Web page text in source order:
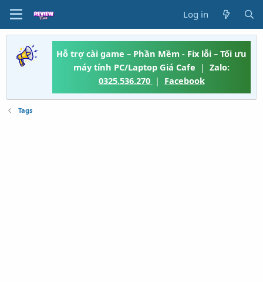
Log in
Hỗ trợ cài game – Phần Mềm - Fix lỗi – Tối ưu
máy tính PC/Laptop Giá Cafe | Zalo:
0325.536.270 | Facebook
Tags